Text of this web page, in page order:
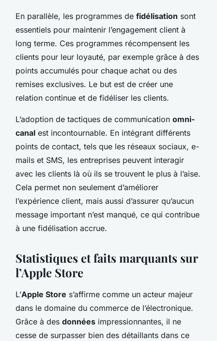
En parallèle, les programmes de fidélisation sont
essentiels pour maintenir l’engagement client à
long terme. Ces programmes récompensent les
clients pour leur loyauté, par exemple grâce à des
points accumulés pour chaque achat ou des
remises exclusives. Le but est de créer une
relation continue et de fidéliser les clients.
L’adoption de tactiques de communication omni-
canal est incontournable. En intégrant différents
points de contact, tels que les réseaux sociaux, e-
mails et SMS, les entreprises peuvent interagir
avec les clients là où ils se trouvent le plus à l’aise.
Cela permet non seulement d’améliorer
l’expérience client, mais aussi d’assurer qu’aucun
message important n’est manqué, ce qui contribue
à une fidélisation accrue.
Statistiques et faits marquants sur
l’Apple Store
L’Apple Store s’affirme comme un acteur majeur
dans le domaine du commerce de l’électronique.
Grâce à des données impressionnantes, il ne
cesse de surpasser bien des détaillants dans ce